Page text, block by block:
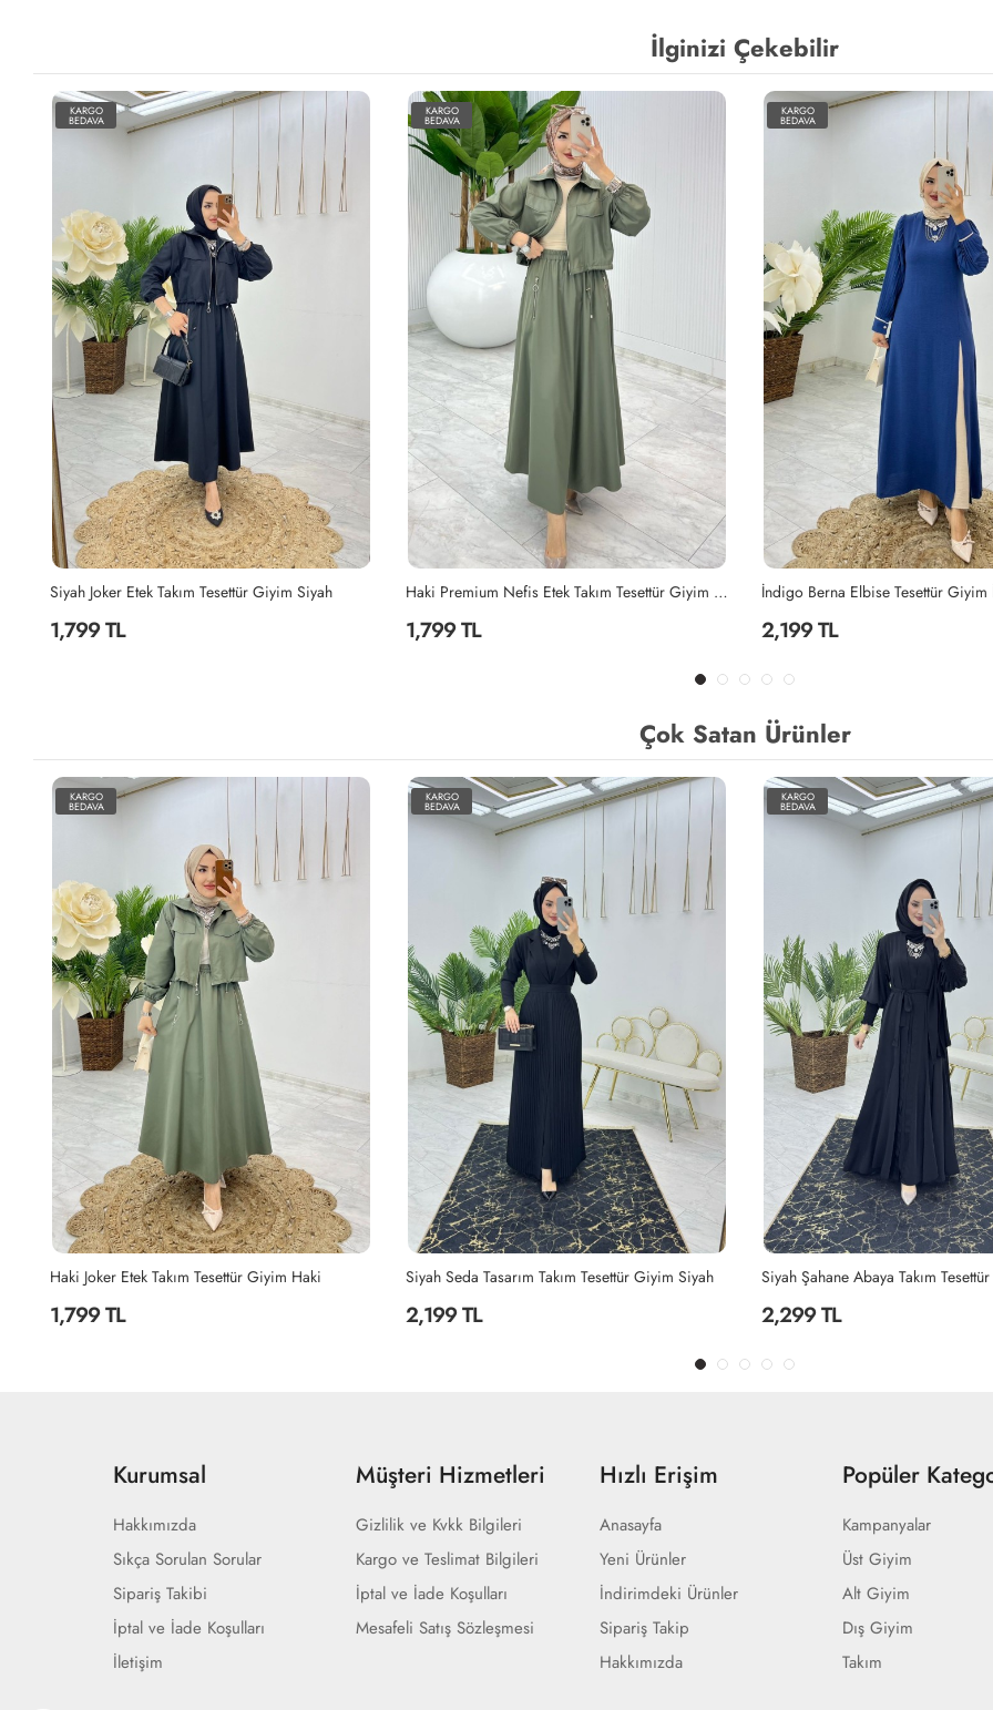
İlginizi Çekebilir
KARGO
BEDAVA
1,799 TL
KARGO
BEDAVA
İndigo Berna Elbise Tesettür Giyim İndigo
2,199 TL
KARGO
BEDAVA
Mahinur Takım Tesettür Giyim
2,199 TL
Çok Satan Ürünler
KARGO
BEDAVA
Siyah Seda Tasarım Takım Tesettür Giyim Siyah
2,199 TL
KARGO
BEDAVA
Siyah Şahane Abaya Takım Tesettür Giyim Siyah
2,299 TL
KARGO
BEDAVA
2,299 TL
Kurumsal
Hakkımızda
Sıkça Sorulan Sorular
Sipariş Takibi
İptal ve İade Koşulları
İletişim
Müşteri Hizmetleri
Gizlilik ve Kvkk Bilgileri
Kargo ve Teslimat Bilgileri
İptal ve İade Koşulları
Mesafeli Satış Sözleşmesi
Hızlı Erişim
Anasayfa
Yeni Ürünler
İndirimdeki Ürünler
Sipariş Takip
Hakkımızda
Popüler
Kampanyalar
Üst Giyim
Alt Giyim
Dış Giyim
Takım